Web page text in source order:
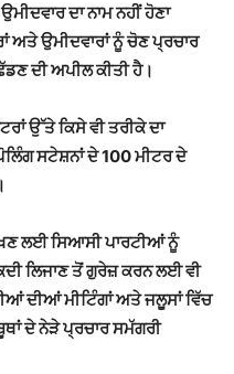
ਦਾ ਨਾਮ ਨਹੀਂ ਹੋਣਾ
ਅਤੇ ਉਮੀਦਵਾਰਾਂ ਨੂੰ ਚੋਣ ਪ੍ਰਚਾਰ
ਦੀ ਅਪੀਲ ਕੀਤੀ ਹੈ।
ਉੱਤੇ ਕਿਸੇ ਵੀ ਤਰੀਕੇ ਦਾ
ਸਟੇਸ਼ਨਾਂ ਦੇ 100 ਮੀਟਰ ਦੇ
ਲਈ ਸਿਆਸੀ ਪਾਰਟੀਆਂ ਨੂੰ
ਲਿਜਾਣ ਤੋਂ ਗੁਰੇਜ਼ ਕਰਨ ਲਈ ਵੀ
ਦੀਆਂ ਮੀਟਿੰਗਾਂ ਅਤੇ ਜਲੂਸਾਂ ਵਿੱਚ
ਦੇ ਨੇੜੇ ਪ੍ਰਚਾਰ ਸਮੱਗਰੀ